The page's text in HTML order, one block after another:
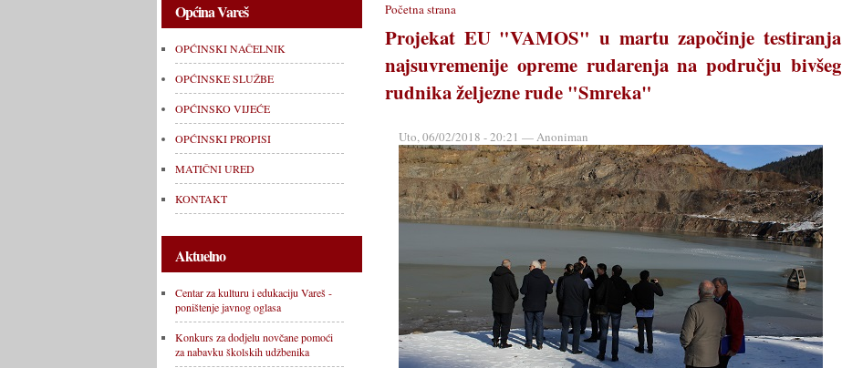
Općina Vareš
OPĆINSKI NAČELNIK
OPĆINSKE SLUŽBE
OPĆINSKO VIJEĆE
OPĆINSKI PROPISI
MATIČNI URED
KONTAKT
Aktuelno
Centar za kulturu i edukaciju Vareš -
poništenje javnog oglasa
Konkurs za dodjelu novčane pomoći
za nabavku školskih udžbenika
Početna strana
Projekat EU "VAMOS" u martu započinje testiranja
najsuvremenije opreme rudarenja na području bivšeg
rudnika željezne rude "Smreka"
Uto, 06/02/2018 - 20:21 — Anoniman